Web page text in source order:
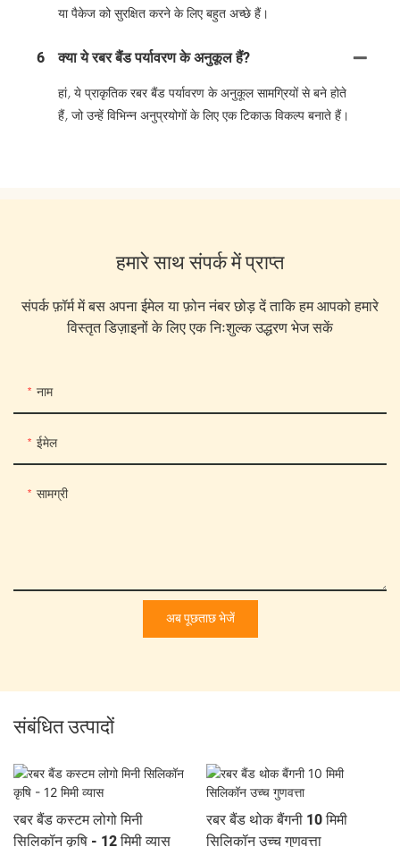
या पैकेज को सुरक्षित करने के लिए बहुत अच्छे हैं।
6 क्या ये रबर बैंड पर्यावरण के अनुकूल हैं?
हां, ये प्राकृतिक रबर बैंड पर्यावरण के अनुकूल सामग्रियों से बने होते
हैं, जो उन्हें विभिन्न अनुप्रयोगों के लिए एक टिकाऊ विकल्प बनाते हैं।
हमारे साथ संपर्क में प्राप्त
संपर्क फ़ॉर्म में बस अपना ईमेल या फ़ोन नंबर छोड़ दें ताकि हम आपको हमारे
विस्तृत डिज़ाइनों के लिए एक निःशुल्क उद्धरण भेज सकें
नाम
ईमेल
सामग्री
अब पूछताछ भेजें
संबंधित उत्पादों
रबर बैंड कस्टम लोगो मिनी
सिलिकॉन कृषि - 12 मिमी व्यास
रबर बैंड थोक बैंगनी 10 मिमी
सिलिकॉन उच्च गुणवत्ता